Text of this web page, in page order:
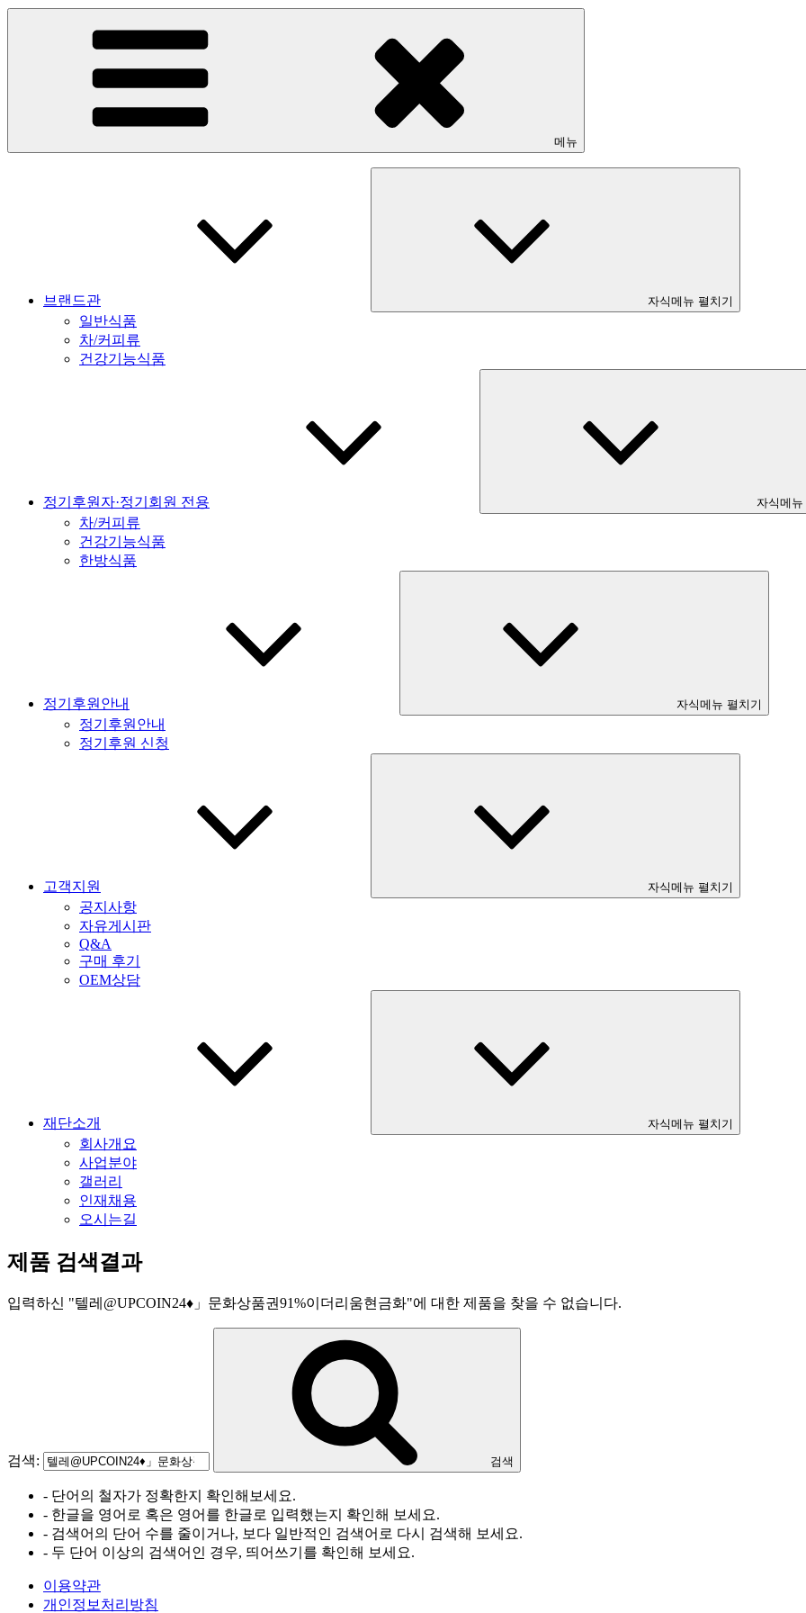
메뉴
브랜드관 자식메뉴 펼치기
일반식품
차/커피류
건강기능식품
정기후원자·정기회원 전용 자식메
차/커피류
건강기능식품
한방식품
정기후원안내 자식메뉴 펼치기
정기후원안내
정기후원 신청
고객지원 자식메뉴 펼치기
공지사항
자유게시판
Q&A
구매 후기
OEM상담
재단소개 자식메뉴 펼치기
회사개요
사업분야
갤러리
인재채용
오시는길
제품 검색결과
입력하신 "텔레@UPCOIN24♦」문화상품권91%이더리움현금화"에 대한 제품을 찾을 수 없습니다.
검색: 검색
- 단어의 철자가 정확한지 확인해보세요.
- 한글을 영어로 혹은 영어를 한글로 입력했는지 확인해 보세요.
- 검색어의 단어 수를 줄이거나, 보다 일반적인 검색어로 다시 검색해 보세요.
- 두 단어 이상의 검색어인 경우, 띄어쓰기를 확인해 보세요.
이용약관
개인정보처리방침